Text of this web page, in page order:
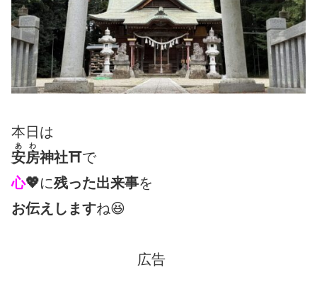
本日は
安房
あわ
神社⛩で
心💖に残った出来事を
お伝えしますね😆
広告